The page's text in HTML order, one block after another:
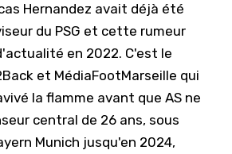
Hernandez avait déjà été
du PSG et cette rumeur
en 2022. C'est le
et MédiaFootMarseille qui
la flamme avant que AS ne
central de 26 ans, sous
Munich jusqu'en 2024,